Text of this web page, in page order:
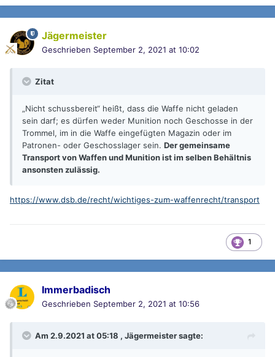
Jägermeister
Geschrieben September 2, 2021 at 10:02
Zitat
„Nicht schussbereit“ heißt, dass die Waffe nicht geladen
sein darf; es dürfen weder Munition noch Geschosse in der
Trommel, im in die Waffe eingefügten Magazin oder im
Patronen- oder Geschosslager sein. Der gemeinsame
Transport von Waffen und Munition ist im selben Behältnis
ansonsten zulässig.
https://www.dsb.de/recht/wichtiges-zum-waffenrecht/transport
1
Immerbadisch
Geschrieben September 2, 2021 at 10:56
Am 2.9.2021 at 05:18 , Jägermeistersagte: